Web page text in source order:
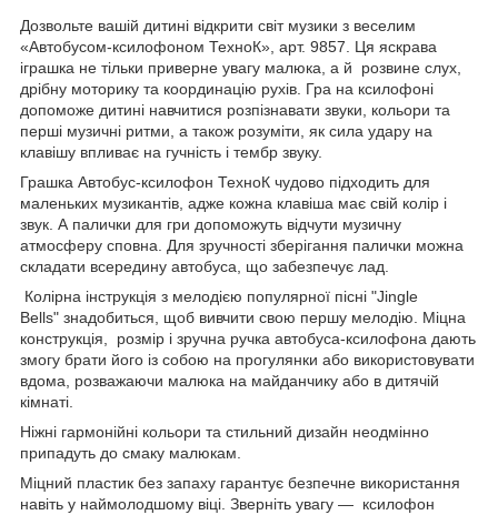
Дозвольте вашій дитині відкрити світ музики з веселим
«Автобусом-ксилофоном ТехноК», арт. 9857. Ця яскрава
іграшка не тільки приверне увагу малюка, а й розвине слух,
дрібну моторику та координацію рухів. Гра на ксилофоні
допоможе дитині навчитися розпізнавати звуки, кольори та
перші музичні ритми, а також розуміти, як сила удару на
клавішу впливає на гучність і тембр звуку.
Грашка Автобус-ксилофон ТехноК чудово підходить для
маленьких музикантів, адже кожна клавіша має свій колір і
звук. А палички для гри допоможуть відчути музичну
атмосферу сповна. Для зручності зберігання палички можна
складати всередину автобуса, що забезпечує лад.
Колірна інструкція з мелодією популярної пісні "Jingle
Bells" знадобиться, щоб вивчити свою першу мелодію. Міцна
конструкція, розмір і зручна ручка автобуса-ксилофона дають
змогу брати його із собою на прогулянки або використовувати
вдома, розважаючи малюка на майданчику або в дитячій
кімнаті.
Ніжні гармонійні кольори та стильний дизайн неодмінно
припадуть до смаку малюкам.
Міцний пластик без запаху гарантує безпечне використання
навіть у наймолодшому віці. Зверніть увагу — ксилофон